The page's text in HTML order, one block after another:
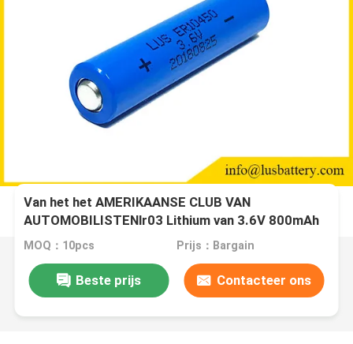
Van het het AMERIKAANSE CLUB VAN
AUTOMOBILISTENlr03 Lithium van 3.6V 800mAh
van de de Cilinderbatterij de Primaire Cellen van Li
MOQ：10pcs Prijs：Bargain
Beste prijs Contacteer ons